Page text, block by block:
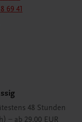
69 41
48 Stunden
– ab 29,00 EUR